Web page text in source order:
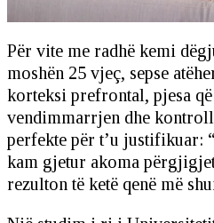
Për vite me radhë kemi
moshën 25 vjeç, sepse
korteksi prefrontal, pjesa
vendimmarrjen dhe
perfekte për t’u justifikuar:
kam gjetur akoma përgjigjet
rezulton të ketë qenë më